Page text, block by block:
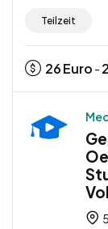
Teilzeit
26Euro -